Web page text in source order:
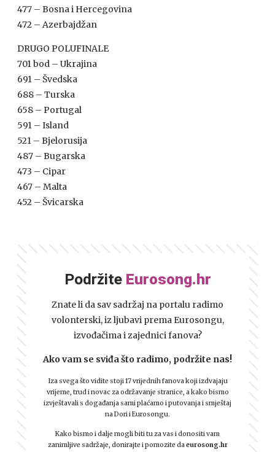
477 – Bosna i Hercegovina
472 – Azerbajdžan
DRUGO POLUFINALE
701 bod – Ukrajina
691 – Švedska
688 – Turska
658 – Portugal
591 – Island
521 – Bjelorusija
487 – Bugarska
473 – Cipar
467 – Malta
452 – Švicarska
Podržite Eurosong.hr
Znate li da sav sadržaj na portalu radimo
volonterski, iz ljubavi prema Eurosongu,
izvođačima i zajednici fanova?
Ako vam se sviđa što radimo, podržite nas!
Iza svega što vidite stoji 17 vrijednih fanova koji izdvajaju
vrijeme, trud i novac za održavanje stranice, a kako bismo
izvještavali s događanja sami plaćamo i putovanja i smještaj
na Dori i Eurosongu.
Kako bismo i dalje mogli biti tu za vas i donositi vam
zanimljive sadržaje, donirajte i pomozite daeurosong.hr